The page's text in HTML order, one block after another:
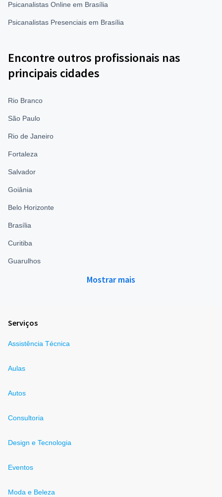
Psicanalistas Online em Brasília
Psicanalistas Presenciais em Brasília
Encontre outros profissionais nas
principais cidades
Rio Branco
São Paulo
Rio de Janeiro
Fortaleza
Salvador
Goiânia
Belo Horizonte
Brasília
Curitiba
Guarulhos
Mostrar mais
Serviços
Assistência Técnica
Aulas
Autos
Consultoria
Design e Tecnologia
Eventos
Moda e Beleza